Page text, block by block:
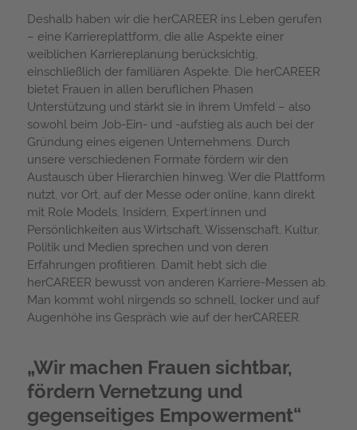
Deshalb haben wir die herCAREER ins Leben gerufen
– eine Karriereplattform, die alle Aspekte einer
weiblichen Karriereplanung berücksichtig,
einschließlich der familiären Aspekte. Die herCAREER
bietet Frauen in allen beruflichen Phasen
Unterstützung und stärkt sie in ihrem Umfeld – also
sowohl beim Job-Ein- und -aufstieg als auch bei der
Gründung eines eigenen Unternehmens. Durch
unsere verschiedenen Formate fördern wir den
Austausch über Hierarchien hinweg. Wer die Plattform
nutzt, vor Ort, auf der Messe oder online, kann direkt
mit Role Models, Insidern, Expert:innen und
Persönlichkeiten aus Wirtschaft, Wissenschaft, Kultur,
Politik und Medien sprechen und von deren
Erfahrungen profitieren. Damit hebt sich die
herCAREER bewusst von anderen Karriere-Messen ab.
Man kommt wohl nirgends so schnell, locker und auf
Augenhöhe ins Gespräch wie auf der herCAREER.
„Wir machen Frauen sichtbar,
fördern Vernetzung und
gegenseitiges Empowerment“